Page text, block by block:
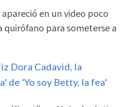
en un video poco
quirófano para someterse a
Dora Cadavid, la
de 'Yo soy Betty, la fea'